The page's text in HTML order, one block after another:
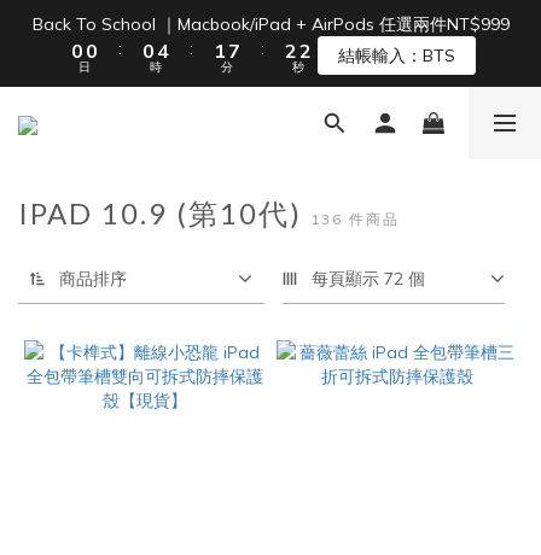
單筆滿 NT$1500 即享免運 🚚
Back To School ｜Macbook/iPad + AirPods 任選兩件NT$999
1
0
1
0
日
:
1
0
5
4
3
時
:
2
1
0
8
7
6
1
分
:
3
2
1
2
1
0
秒
結帳輸入：BTS
單筆滿 NT$1500 即享免運 🚚
IPAD 10.9 (第10代) 136 件商品
商品排序 每頁顯示 72 個